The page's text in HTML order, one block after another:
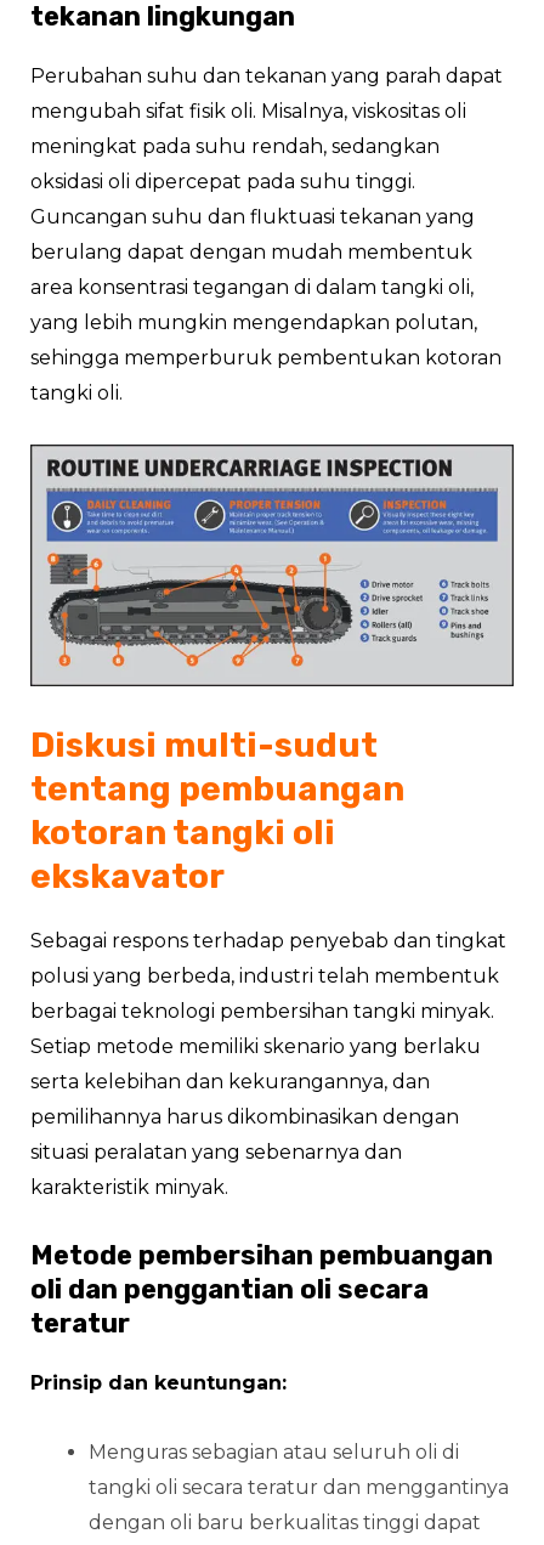
tekanan lingkungan
Perubahan suhu dan tekanan yang parah dapat
mengubah sifat fisik oli. Misalnya, viskositas oli
meningkat pada suhu rendah, sedangkan
oksidasi oli dipercepat pada suhu tinggi.
Guncangan suhu dan fluktuasi tekanan yang
berulang dapat dengan mudah membentuk
area konsentrasi tegangan di dalam tangki oli,
yang lebih mungkin mengendapkan polutan,
sehingga memperburuk pembentukan kotoran
tangki oli.
Diskusi multi-sudut
tentang pembuangan
kotoran tangki oli
ekskavator
Sebagai respons terhadap penyebab dan tingkat
polusi yang berbeda, industri telah membentuk
berbagai teknologi pembersihan tangki minyak.
Setiap metode memiliki skenario yang berlaku
serta kelebihan dan kekurangannya, dan
pemilihannya harus dikombinasikan dengan
situasi peralatan yang sebenarnya dan
karakteristik minyak.
Metode pembersihan pembuangan
oli dan penggantian oli secara
teratur
Prinsip dan keuntungan:
Menguras sebagian atau seluruh oli di
tangki oli secara teratur dan menggantinya
dengan oli baru berkualitas tinggi dapat